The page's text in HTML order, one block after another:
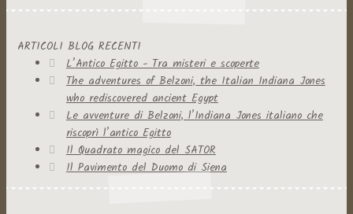
ARTICOLI BLOG RECENTI
L’Antico Egitto - Tra misteri e scoperte
The adventures of Belzoni, the Italian Indiana Jones
who rediscovered ancient Egypt
Le avventure di Belzoni, l’Indiana Jones italiano che
riscoprì l’antico Egitto
Il Quadrato magico del SATOR
Il Pavimento del Duomo di Siena